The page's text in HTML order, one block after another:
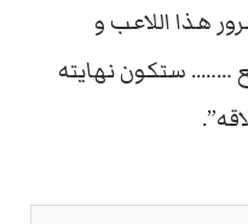
هذا اللاعب و
…….. ستكون نهايته